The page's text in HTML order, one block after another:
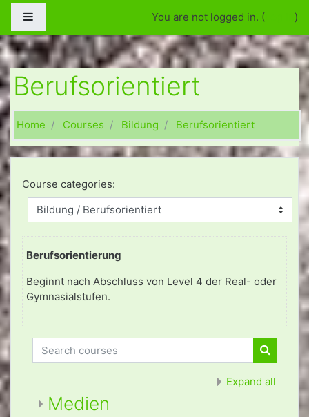
Skip to main content
You are not logged in. ( )
Berufsorientiert
Home Courses Bildung Berufsorientiert
Course categories:
Berufsorientierung
Beginnt nach Abschluss von Level 4 der Real- oder
Gymnasialstufen.
Search courses
Search
Expand all
Medien